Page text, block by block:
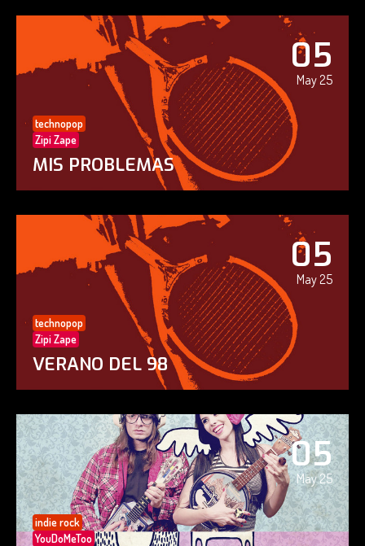
05
May 25
technopop
Zipi Zape
MIS PROBLEMAS
05
May 25
technopop
Zipi Zape
VERANO DEL 98
05
May 25
indie rock
YouDoMeToo